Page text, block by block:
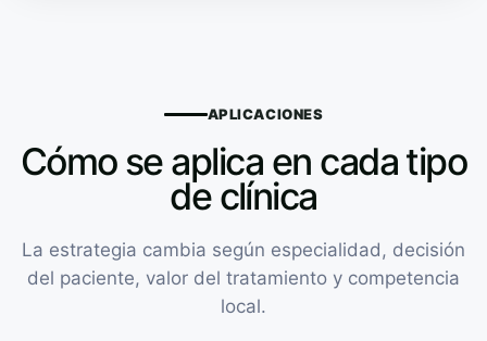
APLICACIONES
Cómo se aplica en cada tipo
de clínica
La estrategia cambia según especialidad, decisión
del paciente, valor del tratamiento y competencia
local.